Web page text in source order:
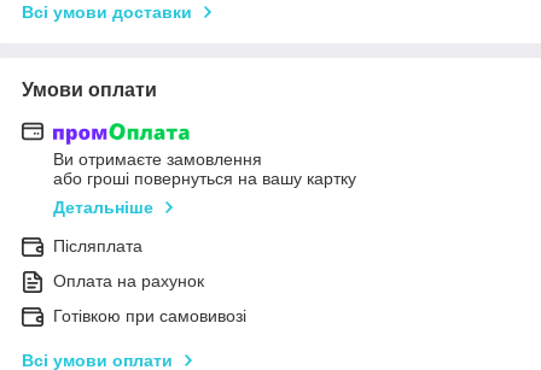
Всі умови доставки
Умови оплати
Ви отримаєте замовлення
або гроші повернуться на вашу картку
Детальніше
Післяплата
Оплата на рахунок
Готівкою при самовивозі
Всі умови оплати